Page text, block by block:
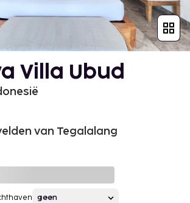
Villa Ubud
van Tegalalang